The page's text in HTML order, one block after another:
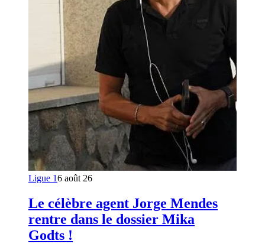
Ligue 16 août 26
Le célèbre agent Jorge Mendes
rentre dans le dossier Mika
Godts !